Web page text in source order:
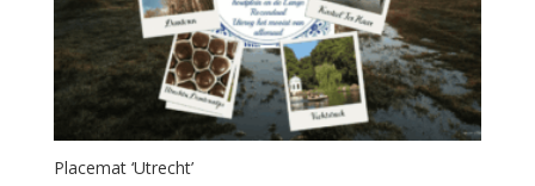
Placemat ‘Utrecht’